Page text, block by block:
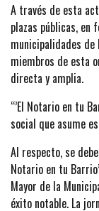
A través de esta
plazas públicas, en
municipalidades
miembros de esta
directa y amplia.
“’El Notario en tu
social que asume
Al respecto, se
Notario en tu
Mayor de la
éxito notable. La